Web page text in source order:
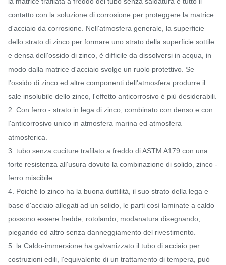
contatto con la soluzione di corrosione per proteggere la matrice
d'acciaio da corrosione. Nell'atmosfera generale, la superficie
dello strato di zinco per formare uno strato della superficie sottile
e densa dell'ossido di zinco, è difficile da dissolversi in acqua, in
modo dalla matrice d'acciaio svolge un ruolo protettivo. Se
l'ossido di zinco ed altre componenti dell'atmosfera produrre il
sale insolubile dello zinco, l'effetto anticorrosivo è più desiderabili.
2. Con ferro - strato in lega di zinco, combinato con denso e con
l'anticorrosivo unico in atmosfera marina ed atmosfera
atmosferica.
3. tubo senza cuciture trafilato a freddo di ASTM A179 con una
forte resistenza all'usura dovuto la combinazione di solido, zinco -
ferro miscibile.
4. Poiché lo zinco ha la buona duttilità, il suo strato della lega e
base d'acciaio allegati ad un solido, le parti così laminate a caldo
possono essere fredde, rotolando, modanatura disegnando,
piegando ed altro senza danneggiamento del rivestimento.
5. la Caldo-immersione ha galvanizzato il tubo di acciaio per
costruzioni edili, l'equivalente di un trattamento di tempera, può